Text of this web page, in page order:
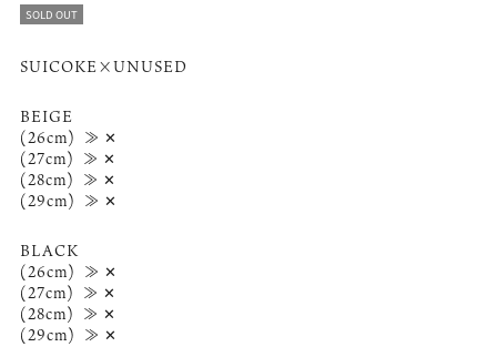
SOLD OUT
SUICOKE×UNUSED
BEIGE
(26cm) ≫ ✕
(27cm) ≫ ✕
(28cm) ≫ ✕
(29cm) ≫ ✕
BLACK
(26cm) ≫ ✕
(27cm) ≫ ✕
(28cm) ≫ ✕
(29cm) ≫ ✕